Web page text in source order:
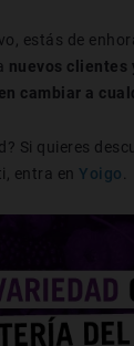
estás de
nuevos clientes
cambiar a
Si quieres
entra en Yoigo.